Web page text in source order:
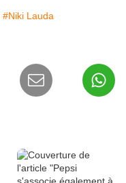
#Niki Lauda